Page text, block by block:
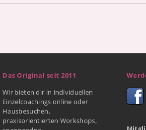
Das Original seit 2011
Wir bieten dir in individuellen
Einzelcoachings online oder
Hausbesuchen,
praxisorientierten Workshops,